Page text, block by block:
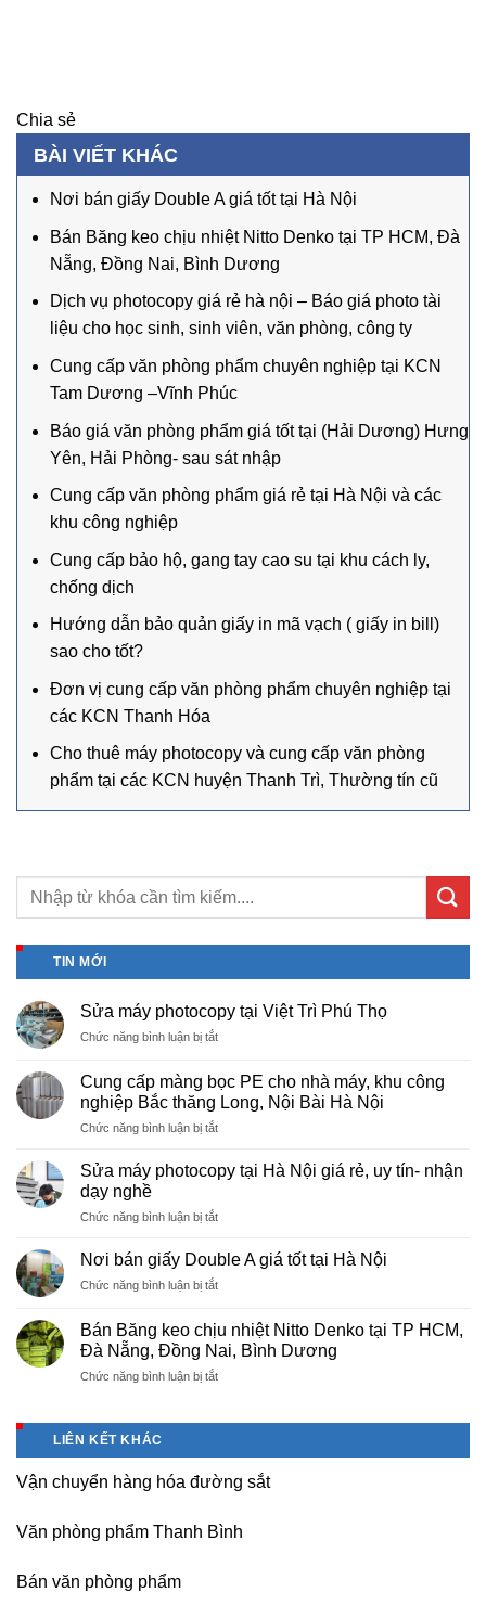
Chia sẻ
BÀI VIẾT KHÁC
Nơi bán giấy Double A giá tốt tại Hà Nội
Bán Băng keo chịu nhiệt Nitto Denko tại TP HCM, Đà
Nẵng, Đồng Nai, Bình Dương
Dịch vụ photocopy giá rẻ hà nội – Báo giá photo tài
liệu cho học sinh, sinh viên, văn phòng, công ty
Cung cấp văn phòng phẩm chuyên nghiệp tại KCN
Tam Dương –Vĩnh Phúc
Báo giá văn phòng phẩm giá tốt tại (Hải Dương) Hưng
Yên, Hải Phòng- sau sát nhập
Cung cấp văn phòng phẩm giá rẻ tại Hà Nội và các
khu công nghiệp
Cung cấp bảo hộ, gang tay cao su tại khu cách ly,
chống dịch
Hướng dẫn bảo quản giấy in mã vạch ( giấy in bill)
sao cho tốt?
Đơn vị cung cấp văn phòng phẩm chuyên nghiệp tại
các KCN Thanh Hóa
Cho thuê máy photocopy và cung cấp văn phòng
phẩm tại các KCN huyện Thanh Trì, Thường tín cũ
TIN MỚI
Sửa máy photocopy tại Việt Trì Phú Thọ
Chức năng bình luận bị tắtở
photocopy
tại
Việt
Phú
Thọ
Cung cấp màng bọc PE cho nhà máy, khu công
nghiệp Bắc thăng Long, Nội Bài Hà Nội
Chức năng bình luận bị tắtở
màng
PE
nhà
khu
nghiệp
Bắc
Long,
Bài
Nội
Sửa máy photocopy tại Hà Nội giá rẻ, uy tín- nhận
dạy nghề
Chức năng bình luận bị tắtở
máy
photocopy
tại
Nội
giá
uy
nghề
Nơi bán giấy Double A giá tốt tại Hà Nội
Chức năng bình luận bị tắtở
giấy
Double
A
Bán Băng keo chịu nhiệt Nitto Denko tại TP HCM,
Đà Nẵng, Đồng Nai, Bình Dương
Chức năng bình luận bị tắtở
Nitto
tại
TP
LIÊN KẾT KHÁC
Vận chuyển hàng hóa đường sắt
Văn phòng phẩm Thanh Bình
Bán văn phòng phẩm